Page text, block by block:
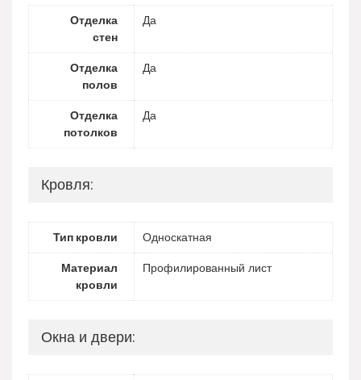
Отделка
стен
Да
Отделка
полов
Да
Отделка
потолков
Да
Кровля:
Тип кровли
Односкатная
Материал
кровли
Профилированный лист
Окна и двери: